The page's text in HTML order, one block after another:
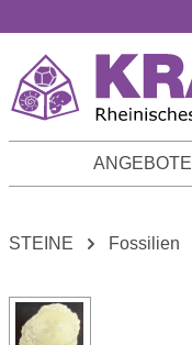
ANGEBOTE
STEINE Fossilien